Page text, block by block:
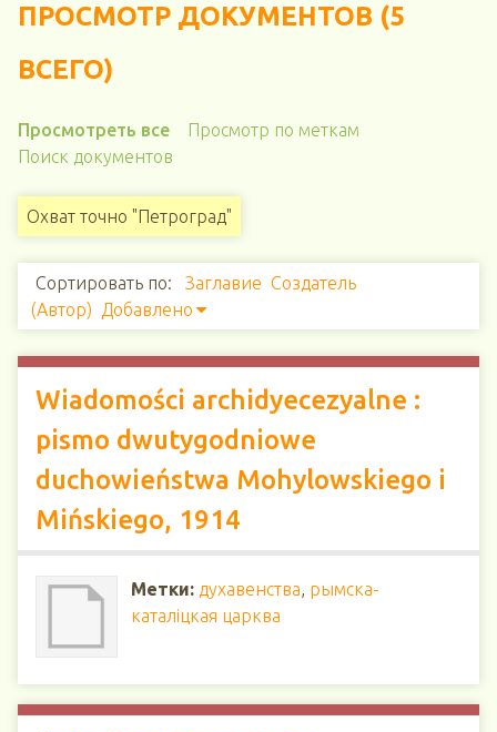
ПРОСМОТР ДОКУМЕНТОВ (5
ВСЕГО)
Просмотреть все
Просмотр по меткам
Поиск документов
Охват точно "Петроград"
Сортировать по: Заглавие Создатель
(Автор)
Добавлено
Wiadomości archidyecezyalne :
pismo dwutygodniowe
duchowieństwa Mohylowskiego i
Mińskiego, 1914
Метки: духавенства, рымска-
каталіцкая царква